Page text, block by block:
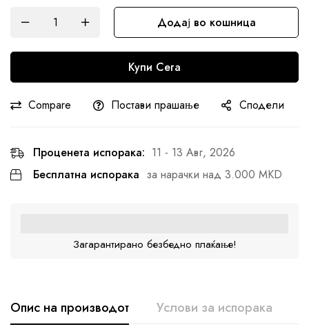
Додај во кошница
Купи Сега
Compare Постави прашање Сподели
Проценета испорака: 11 - 13 Авг, 2026
Бесплатна испорака за нарачки над 3.000 MKD
Загарантирано безбедно плаќање!
Опис на производот Услови за испорака